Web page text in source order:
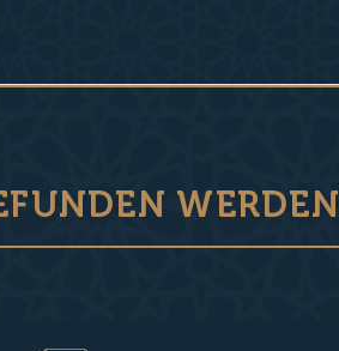
WERDEN